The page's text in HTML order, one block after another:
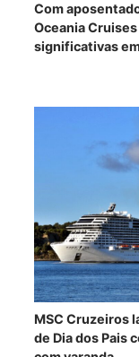
Costa
terá itinerário
Patagônia e
do Fogo em
2026/2027
janeiro
Com
Oceania
significativas
MSC Cruzeiros
de Dia dos Pais